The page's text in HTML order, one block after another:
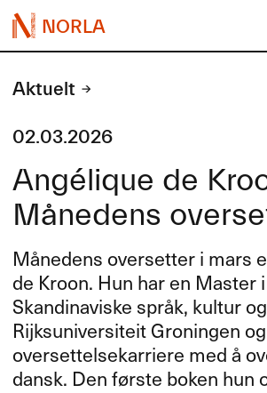
NORLA
Aktuelt
02.03.2026
Angélique de
Månedens
Månedens oversetter i mars
de Kroon. Hun har en Master i
Skandinaviske språk, kultur
Rijksuniversiteit Groningen
oversettelsekarriere med å
dansk. Den første boken hun